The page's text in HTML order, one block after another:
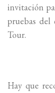
invitación
pruebas
Tour.
Hay que